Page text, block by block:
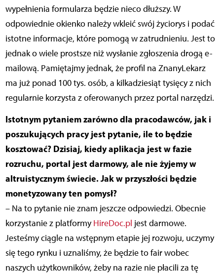
wypełnienia formularza będzie nieco dłuższy. W
odpowiednie okienko należy wkleić swój życiorys i podać
istotne informacje, które pomogą w zatrudnieniu. Jest to
jednak o wiele prostsze niż wysłanie zgłoszenia drogą e-
mailową. Pamiętajmy jednak, że profil na ZnanyLekarz
ma już ponad 100 tys. osób, a kilkadziesiąt tysięcy z nich
regularnie korzysta z oferowanych przez portal narzędzi.
Istotnym pytaniem zarówno dla pracodawców, jak i
poszukujących pracy jest pytanie, ile to będzie
kosztować? Dzisiaj, kiedy aplikacja jest w fazie
rozruchu, portal jest darmowy, ale nie żyjemy w
altruistycznym świecie. Jak w przyszłości będzie
monetyzowany ten pomysł?
– Na to pytanie nie znam jeszcze odpowiedzi. Obecnie
korzystanie z platformyHireDoc.pl jest darmowe.
Jesteśmy ciągle na wstępnym etapie jej rozwoju, uczymy
się tego rynku i uznaliśmy, że będzie to fair wobec
naszych użytkowników, żeby na razie nie płacili za tę